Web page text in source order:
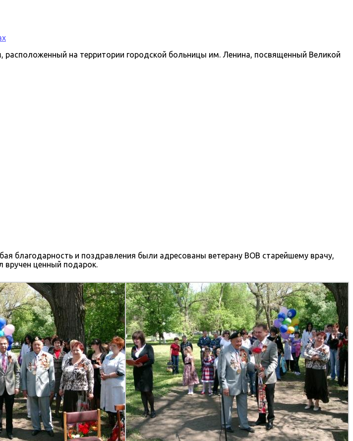
на территории городской больницы им. Ленина, посвященный Великой
благодарность и поздравления были адресованы ветерану ВОВ старейшему врачу,
ценный подарок.